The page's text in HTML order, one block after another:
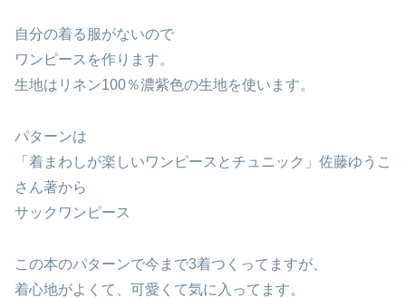
自分の着る服がないので
ワンピースを作ります。
生地はリネン100％濃紫色の生地を使います。
パターンは
「着まわしが楽しいワンピースとチュニック」佐藤ゆうこ
さん著から
サックワンピース
この本のパターンで今まで3着つくってますが、
着心地がよくて、可愛くて気に入ってます。